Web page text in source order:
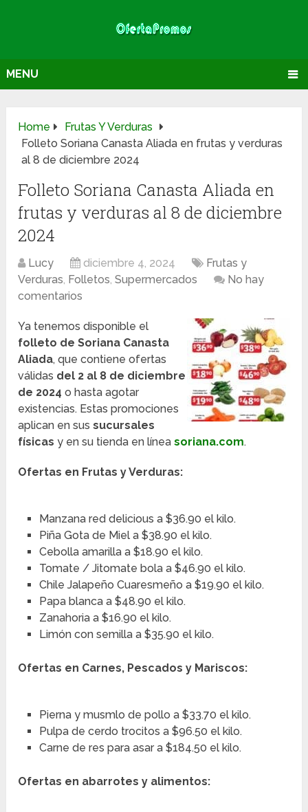
MENU
Home
Frutas Y Verduras
Folleto Soriana Canasta Aliada en frutas y verduras
al 8 de diciembre 2024
Folleto Soriana Canasta Aliada en
frutas y verduras al 8 de diciembre
2024
Lucy diciembre 4, 2024
Frutas y
Verduras, Folletos,Supermercados
No hay
comentarios
Ya tenemos disponible el
folleto de Soriana Canasta
Aliada, que contiene ofertas
válidas del 2 al 8 de diciembre
de 2024 o hasta agotar
existencias. Estas promociones
aplican en sussucursales
físicas y en su tienda en líneasoriana.com.
Ofertas en Frutas y Verduras:
Manzana red delicious a $36.90 el kilo.
Piña Gota de Miel a $38.90 el kilo.
Cebolla amarilla a $18.90 el kilo.
Tomate / Jitomate bola a $46.90 el kilo.
Chile Jalapeño Cuaresmeño a $19.90 el kilo.
Papa blanca a $48.90 el kilo.
Zanahoria a $16.90 el kilo.
Limón con semilla a $35.90 el kilo.
Ofertas en Carnes, Pescados y Mariscos:
Pierna y musmlo de pollo a $33.70 el kilo.
Pulpa de cerdo trocitos a $96.50 el kilo.
Carne de res para asar a $184.50 el kilo.
Ofertas en abarrotes y alimentos: